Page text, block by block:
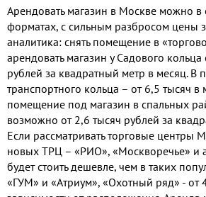
ПРЕИМУЩЕСТВА
6 минут пешком
транспортного
МЦД-3
Это
ежедневн...
Арендовать магазин в Москве можно
форматах, с сильным разбросом цены
аналитика: снять помещение в
арендовать магазин у Садового кольца
рублей за квадратный метр в месяц. В
транспортного кольца – от 6,5 тысяч в
помещение под магазин в спальных
возможно от 2,6 тысяч рублей за
Если рассматривать торговые центры
новых ТРЦ – «РИО», «Москворечье» и
будет стоить дешевле, чем в таких
«ГУМ» и «Атриум», «Охотный ряд» - от